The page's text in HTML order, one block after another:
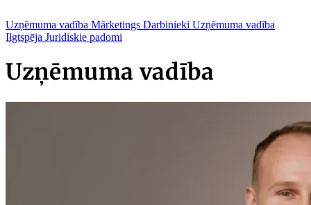
Uzņēmuma vadība Mārketings Darbinieki Uzņēmuma vadība
Ilgtspēja Juridiskie padomi
Uzņēmuma vadība